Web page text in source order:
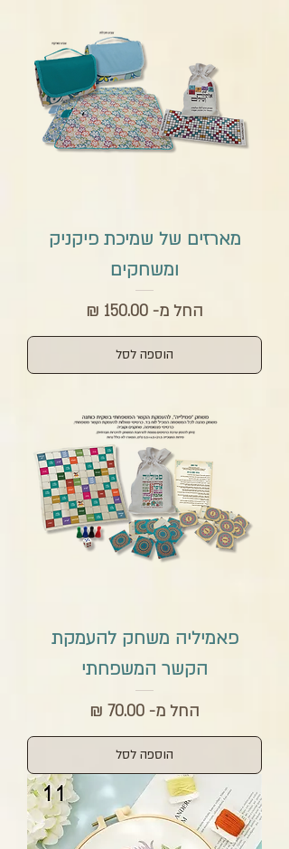
מארזים של שמיכת פיקניק
ומשחקים
החל מ-
מחיר מבצע
הוספה לסל
פאמיליה משחק להעמקת
הקשר המשפחתי
החל מ-
מחיר מבצע
הוספה לסל